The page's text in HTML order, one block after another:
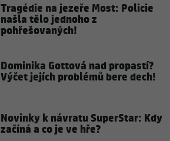
Tragédie na jezeře Most: Policie
našla tělo jednoho z
pohřešovaných!
Dominika Gottová nad propastí?
Výčet jejích problémů bere dech!
Novinky k návratu SuperStar: Kdy
začíná a co je ve hře?